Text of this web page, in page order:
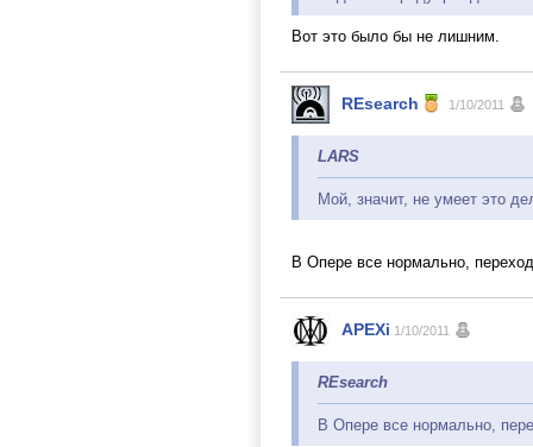
Вот это было бы не лишним.
REsearch 1/10/2011
LARS
Мой, значит, не умеет это
В Опере все нормально,
APEXi 1/10/2011
REsearch
В Опере все нормально,